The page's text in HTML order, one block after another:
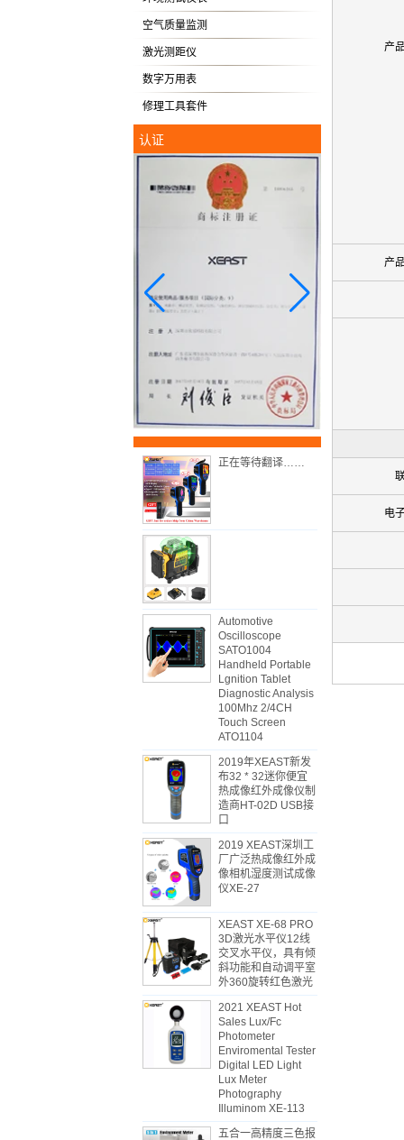
空气质量监测
激光测距仪
数字万用表
修理工具套件
认证
正在等待翻译……
Automotive
Oscilloscope
SATO1004
Handheld Portable
Lgnition Tablet
Diagnostic Analysis
100Mhz 2/4CH
Touch Screen
ATO1104
2019年XEAST新发
布32 * 32迷你便宜
热成像红外成像仪制
造商HT-02D USB接
口
2019 XEAST深圳工
厂广泛热成像红外成
像相机湿度测试成像
仪XE-27
XEAST XE-68 PRO
3D激光水平仪12线
交叉水平仪，具有倾
斜功能和自动调平室
外360旋转红色激光
2021 XEAST Hot
Sales Lux/Fc
Photometer
Enviromental Tester
Digital LED Light
Lux Meter
Photography
Illuminom XE-113
五合一高精度三色报
产
产
电